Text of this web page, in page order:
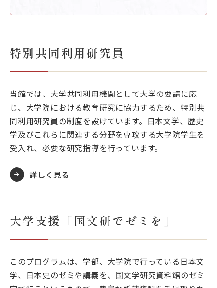
特別共同利用研究員
当館では、大学共同利用機関として大学の要請に応
じ、大学院における教育研究に協力するため、特別共
同利用研究員の制度を設けています。日本文学、歴史
学及びこれらに関連する分野を専攻する大学院学生を
受入れ、必要な研究指導を行っています。
詳しく見る
大学支援「国文研でゼミを」
このプログラムは、学部、大学院で行っている日本文
学、日本史のゼミや講義を、国文学研究資料館のゼミ